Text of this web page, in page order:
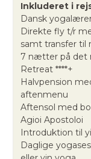
Inkluderet i
Dansk
Direkte fly t/r
samt transfer
7 nætter på det
Retreat ****+
Halvpension
aftenmenu
Aftensol med
Agioi Apostoloi
Introduktion til
Daglige